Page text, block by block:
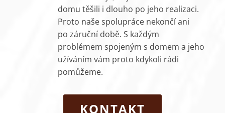
domu těšili i dlouho po jeho realizaci.
Proto naše spolupráce nekončí ani
po záruční době. S každým
problémem spojeným s domem a jeho
užíváním vám proto kdykoli rádi
pomůžeme.
KONTAKT